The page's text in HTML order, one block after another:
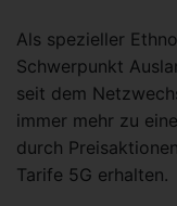
Als spezieller
Schwerpunkt
seit dem
immer mehr zu
durch
Tarife 5G erhalten.